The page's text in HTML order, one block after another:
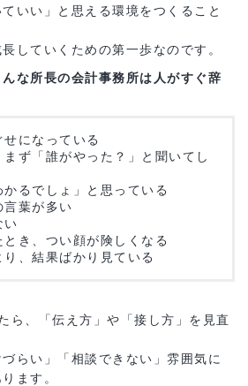
いい」と思える環境をつくること
していくための第一歩なのです。
な所長の会計事務所は人がすぐ辞
になっている
ず「誰がやった？」と聞いてし
るでしょ」と思っている
葉が多い
い
き、つい顔が険しくなる
、結果ばかり見ている
ら、「伝え方」や「接し方」を見直
らい」「相談できない」雰囲気に
ます。